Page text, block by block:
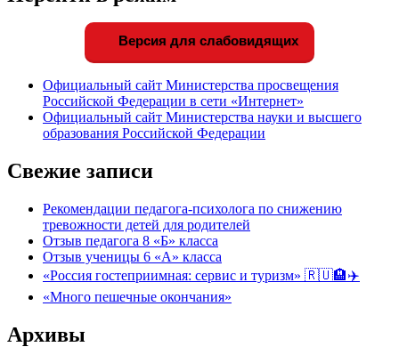
Версия для слабовидящих
Официальный сайт Министерства просвещения
Российской Федерации в сети «Интернет»
Официальный сайт Министерства науки и высшего
образования Российской Федерации
Свежие записи
Рекомендации педагога-психолога по снижению
тревожности детей для родителей
Отзыв педагога 8 «Б» класса
Отзыв ученицы 6 «А» класса
«Россия гостеприимная: сервис и туризм» 🇷🇺🏨✈️
«Много пешечные окончания»
Архивы